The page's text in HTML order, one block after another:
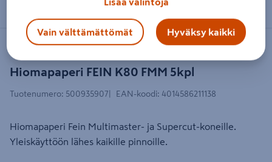
Hiomapaperi FEIN K80 FMM 5kpl
Tuotenumero: 500935907 EAN-koodi: 4014586211138
Hiomapaperi Fein Multimaster- ja Supercut-koneille.
Yleiskäyttöön lähes kaikille pinnoille.
Lisää valintoja
Vain välttämättömät Hyväksy kaikki